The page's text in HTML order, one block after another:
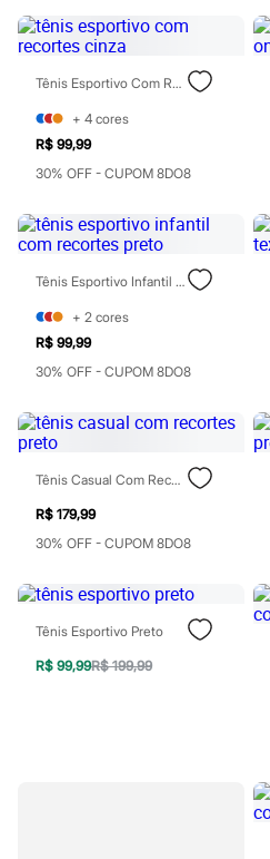
Roupas menina
0 a 24 meses
1 a 5 anos
4 a 12 anos
10 a 16 anos
Roupas menino
0 a 24 meses
1 a 5 anos
4 a 12 anos
Acessórios
Recém-nascido
Bolsas e Mochilas
Chapéus
Calçados
Botas
Chinelos
Pantufas
Rasteirinhas
Tênis
Diversão
Marcas
Baby Club
Miss Fifteen
Palomino
Moda íntima
Cuecas
Pijamas
Moda praia
Biquínis e Maiôs
Tênis Esportivo Com Recortes Cinza
+ 4 cores
R$ 99,99
30% OFF - CUPOM 8DO8
Tênis Esportivo Infantil Com Recortes Preto
+ 2 cores
R$ 99,99
30% OFF - CUPOM 8DO8
Tênis Casual Com Recortes Preto
R$ 179,99
30% OFF - CUPOM 8DO8
Tênis Esportivo Preto
R$ 99,99R$ 199,99